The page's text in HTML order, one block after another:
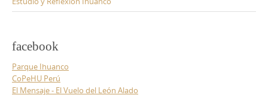
facebook
Parque Ihuanco
CoPeHU Perú
El Mensaje - El Vuelo del León Alado